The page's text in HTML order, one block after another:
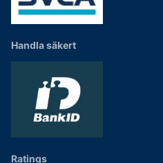
Handla säkert
Ratings